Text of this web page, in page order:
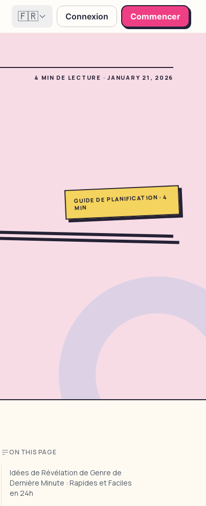
🇫🇷 Connexion Commencer
4 MIN DE LECTURE ·JANUARY 21, 2026
GUIDE DE PLANIFICATION ·4
MIN
ON THIS PAGE
Idées de Révélation de Genre de
Dernière Minute : Rapides et Faciles
en 24h